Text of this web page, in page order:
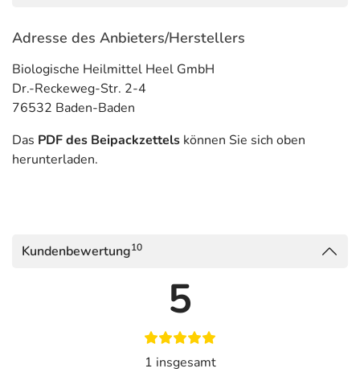
Adresse des Anbieters/Herstellers
Biologische Heilmittel Heel GmbH
Dr.-Reckeweg-Str. 2-4
76532 Baden-Baden
Das PDF des Beipackzettels können Sie sich oben
herunterladen.
Kundenbewertung10
5
1 insgesamt